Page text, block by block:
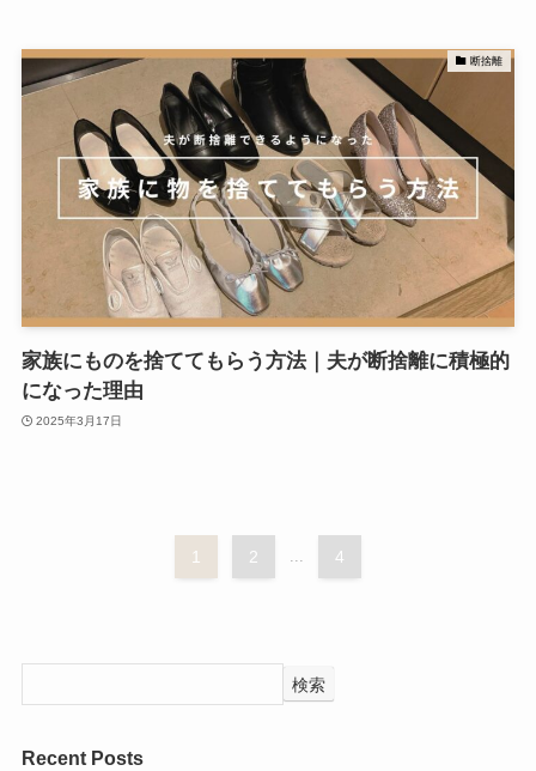
断捨離
家族にものを捨ててもらう方法｜夫が断捨離に積極的
になった理由
2025年3月17日
1 2 ... 4
検索
Recent Posts